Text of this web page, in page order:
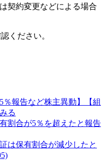
契約変更などによる場合
ください。
％報告など株主異動】【組
る
割合が5％を超えたと報告
は保有割合が減少したと